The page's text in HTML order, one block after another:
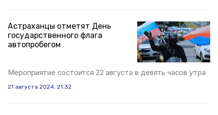
Астраханцы отметят День
государственного флага
автопробегом
Мероприятие состоится 22 августа в девять часов утра
21 августа 2024, 21:32